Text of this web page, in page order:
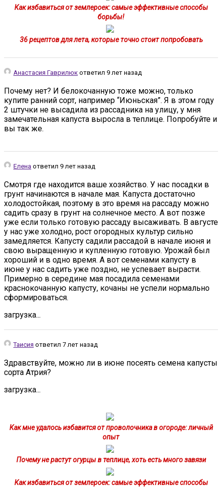
Как избавиться от землероек: самые эффективные способы
борьбы!
36 рецептов для лета, которые точно стоит попробовать
Анастасия Гаврилюк ответил 9 лет назад
Почему нет? И белокочанную тоже можно, только
купите ранний сорт, например “Июньская”. Я в этом году
2 штучки не высадила из рассадника на улицу, у мня
замечательная капуста выросла в теплице. Попробуйте и
вы так же.
Елена ответил 9 лет назад
Смотря где находится ваше хозяйство. У нас посадки в
грунт начинаются в начале мая. Капуста достаточно
холодостойкая, поэтому в это время на рассаду можно
садить сразу в грунт на солнечное место. А вот позже
уже если только готовую рассаду высаживать. В августе
у нас уже холодно, рост огородных культур сильно
замедляется. Капусту садили рассадой в начале июня и
свою выращенную и купленную готовую. Урожай был
хороший и в одно время. А вот семенами капусту в
июне у нас садить уже поздно, не успевает вырасти.
Примерно в середине мая посадила семенами
краснокочанную капусту, кочаны не успели нормально
сформироваться.
загрузка...
Таисия ответил 7 лет назад
Здравствуйте, можно ли в июне посеять семена капусты
сорта Атрия?
загрузка...
Как мне удалось избавится от проволочника в огороде: личный
опыт
Почему не растут огурцы в теплице, хоть есть много завязи
Как избавиться от землероек: самые эффективные способы